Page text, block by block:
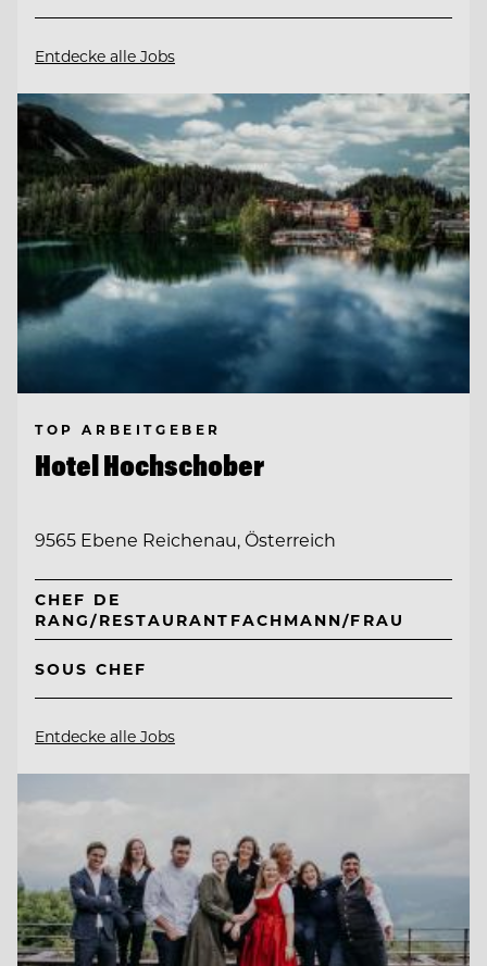
Entdecke alle Jobs
TOP ARBEITGEBER
Hotel Hochschober
9565 Ebene Reichenau, Österreich
CHEF DE
RANG/RESTAURANTFACHMANN/FRAU
SOUS CHEF
Entdecke alle Jobs